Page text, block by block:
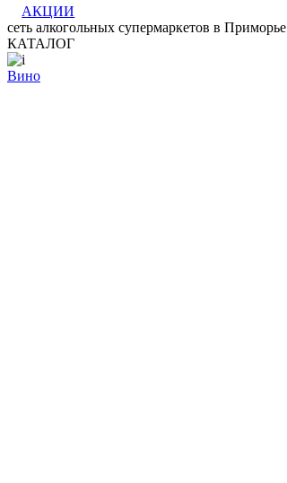
АКЦИИ
сеть алкогольных супермаркетов в Приморье
КАТАЛОГ
Вино